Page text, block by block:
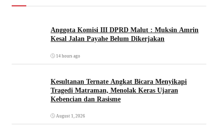
Anggota Komisi III DPRD Malut : Muksin Amrin
Kesal Jalan Payahe Belum Dikerjakan
14 hours ago
Kesultanan Ternate Angkat Bicara Menyikapi
Tragedi Matraman, Menolak Keras Ujaran
Kebencian dan Rasisme
August 1, 2026